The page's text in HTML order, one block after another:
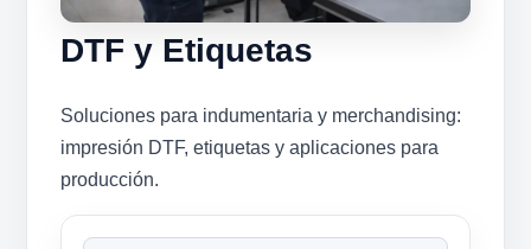
DTF y Etiquetas
Soluciones para indumentaria y merchandising:
impresión DTF, etiquetas y aplicaciones para
producción.